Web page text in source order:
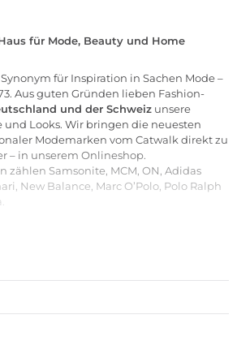
für Mode, Beauty und Home
für Inspiration in Sachen Mode –
Aus guten Gründen lieben Fashion-
und der Schweiz unsere
und Looks. Wir bringen die neuesten
Modemarken vom Catwalk direkt zu
– in unserem Onlineshop.
zählen Samsonite, MCM, ON, Adidas
, New Balance, Marc O’Polo, Polo Ralph
.